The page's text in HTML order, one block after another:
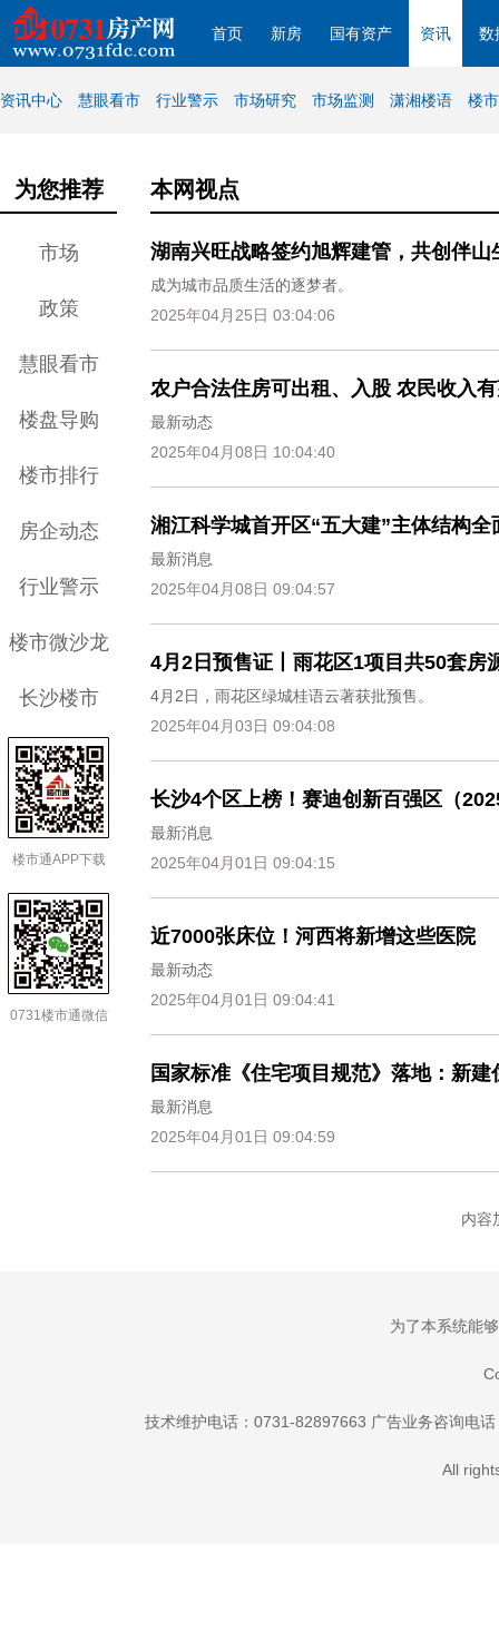
首页 新房 国有资产 资讯 数
资讯中心 慧眼看市 行业警示 市场研究 市场监测 潇湘楼语 楼市
为您推荐
市场
政策
慧眼看市
楼盘导购
楼市排行
房企动态
行业警示
楼市微沙龙
长沙楼市
楼市通APP下载
0731楼市通微信
本网视点
湖南兴旺战略签约旭辉建管，共创伴山
成为城市品质生活的逐梦者。
2025年04月25日 03:04:06
农户合法住房可出租、入股 农民收入
最新动态
2025年04月08日 10:04:40
湘江科学城首开区“五大建”主体结构全
最新消息
2025年04月08日 09:04:57
4月2日预售证丨雨花区1项目共50套房
4月2日，雨花区绿城桂语云著获批预售。
2025年04月03日 09:04:08
长沙4个区上榜！赛迪创新百强区（
最新消息
2025年04月01日 09:04:15
近7000张床位！河西将新增这些医院
最新动态
2025年04月01日 09:04:41
国家标准《住宅项目规范》落地：新
最新消息
2025年04月01日 09:04:59
内容
为了本系统能
技术维护电话：0731-82897663 广告业务咨询电
All